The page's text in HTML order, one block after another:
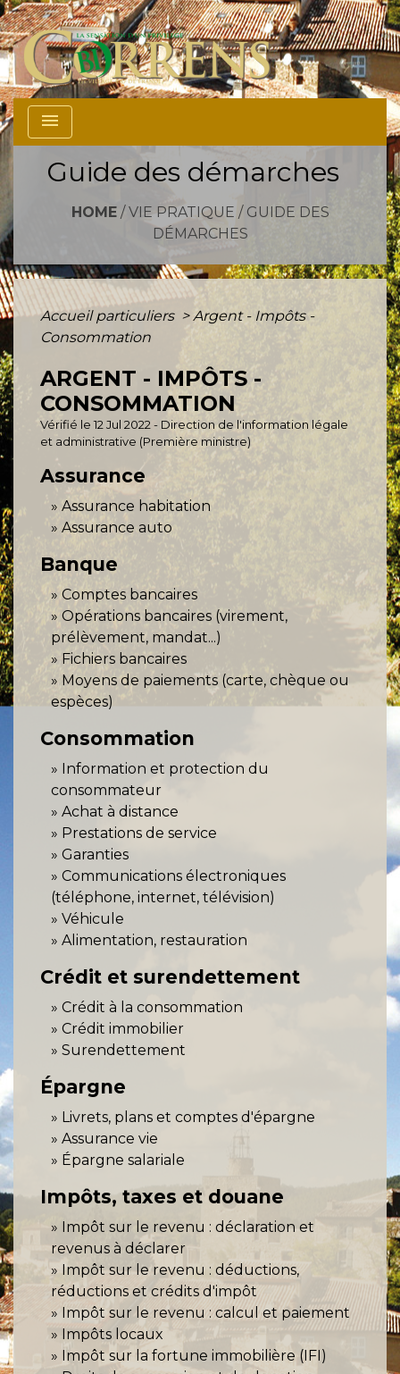
menu
Guide des démarches
HOME/ VIE PRATIQUE / GUIDE DES
DÉMARCHES
Accueil particuliers > Argent - Impôts -
Consommation
ARGENT - IMPÔTS -
CONSOMMATION
Vérifié le 12 Jul 2022 - Direction de l'information légale
et administrative (Première ministre)
Assurance
Assurance habitation
Assurance auto
Banque
Comptes bancaires
Opérations bancaires (virement,
prélèvement, mandat...)
Fichiers bancaires
Moyens de paiements (carte, chèque ou
espèces)
Consommation
Information et protection du
consommateur
Achat à distance
Prestations de service
Garanties
Communications électroniques
(téléphone, internet, télévision)
Véhicule
Alimentation, restauration
Crédit et surendettement
Crédit à la consommation
Crédit immobilier
Surendettement
Épargne
Livrets, plans et comptes d'épargne
Assurance vie
Épargne salariale
Impôts, taxes et douane
Impôt sur le revenu : déclaration et
revenus à déclarer
Impôt sur le revenu : déductions,
réductions et crédits d'impôt
Impôt sur le revenu : calcul et paiement
Impôts locaux
Impôt sur la fortune immobilière (IFI)